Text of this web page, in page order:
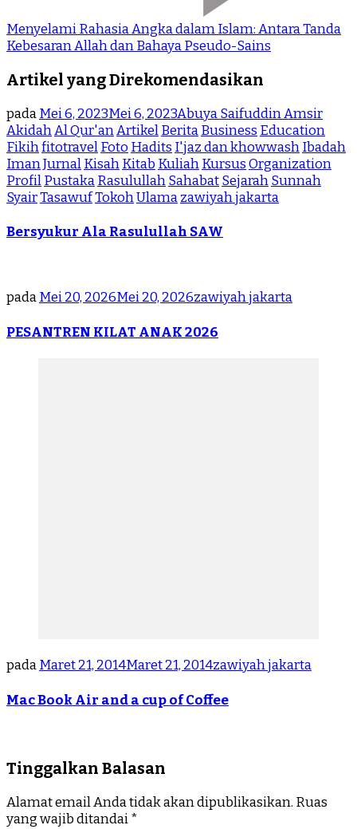
Menyelami Rahasia Angka dalam Islam: Antara Tanda
Kebesaran Allah dan Bahaya Pseudo-Sains
Artikel yang Direkomendasikan
padaMei 6, 2023Mei 6, 2023Abuya Saifuddin Amsir
AkidahAl Qur'anArtikelBeritaBusiness Education
FikihfitotravelFoto Hadits I'jaz dan khowwashIbadah
ImanJurnalKisahKitab KuliahKursusOrganization
ProfilPustakaRasulullahSahabatSejarahSunnah
SyairTasawufTokohUlamazawiyah jakarta
Bersyukur Ala Rasulullah SAW
padaMei 20, 2026Mei 20, 2026zawiyah jakarta
PESANTREN KILAT ANAK 2026
padaMaret 21, 2014Maret 21, 2014zawiyah jakarta
Mac Book Air and a cup of Coffee
Tinggalkan Balasan
Alamat email Anda tidak akan dipublikasikan. Ruas
yang wajib ditandai*